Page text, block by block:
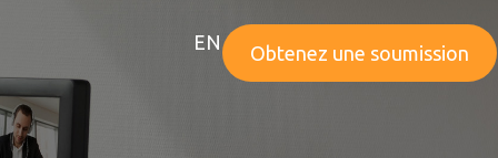
EN Obtenez une soumission